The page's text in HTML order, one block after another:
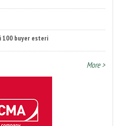
buyer esteri
Awards 2026 di FTA Europe
More >